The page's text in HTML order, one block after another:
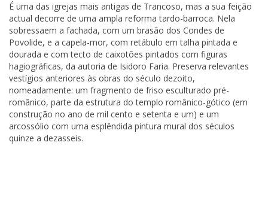
É uma das igrejas mais antigas de Trancoso, mas a sua feição
actual decorre de uma ampla reforma tardo-barroca. Nela
sobressaem a fachada, com um brasão dos Condes de
Povolide, e a capela-mor, com retábulo em talha pintada e
dourada e com tecto de caixotões pintados com figuras
hagiográficas, da autoria de Isidoro Faria. Preserva relevantes
vestígios anteriores às obras do século dezoito,
nomeadamente: um fragmento de friso esculturado pré-
românico, parte da estrutura do templo românico-gótico (em
construção no ano de mil cento e setenta e um) e um
arcossólio com uma esplêndida pintura mural dos séculos
quinze a dezasseis.